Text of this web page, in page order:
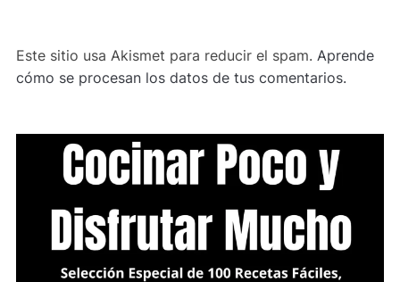
Este sitio usa Akismet para reducir el spam. Aprende
cómo se procesan los datos de tus comentarios.